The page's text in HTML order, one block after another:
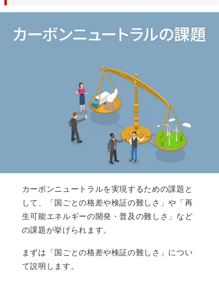
カーボンニュートラルを実現するための課題と
して、「国ごとの格差や検証の難しさ」や「再
生可能エネルギーの開発・普及の難しさ」など
の課題が挙げられます。
まずは「国ごとの格差や検証の難しさ」につい
て説明します。